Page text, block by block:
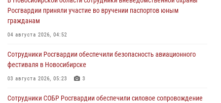
Росгвардии приняли участие во вручении паспортов юным
гражданам
04 августа 2026, 04:52
Сотрудники Росгвардии обеспечили безопасность авиационного
фестиваля в Новосибирске
03 августа 2026, 05:23 3
Сотрудники СОБР Росгвардии обеспечили силовое сопровождение